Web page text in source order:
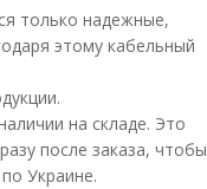
только надежные,
этому кабельный
на складе. Это
после заказа, чтобы
Украине.